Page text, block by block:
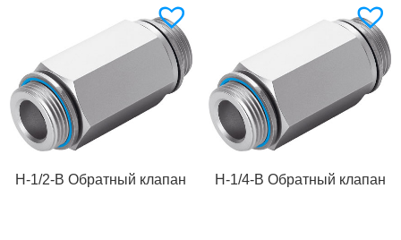
H-1/2-B Обратный клапан H-1/4-B Обратный клапан